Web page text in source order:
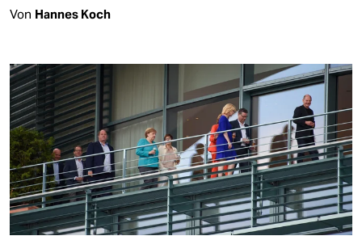
Von Hannes Koch